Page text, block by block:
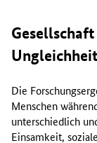
Die
Menschen
unterschiedlich
Einsamkeit,